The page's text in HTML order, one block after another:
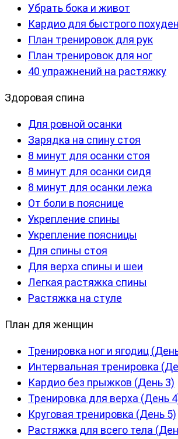
Убрать бока и живот
Кардио для быстрого
План тренировок для рук
План тренировок для ног
40 упражнений на растяжку
Здоровая спина
Для ровной осанки
Зарядка на спину стоя
8 минут для осанки стоя
8 минут для осанки сидя
8 минут для осанки лежа
От боли в пояснице
Укрепление спины
Укрепление поясницы
Для спины стоя
Для верха спины и шеи
Легкая растяжка спины
Растяжка на стуле
План для женщин
Тренировка ног и ягодиц
Интервальная тренировка
Кардио без прыжков (День 3)
Тренировка для верха (День
Круговая тренировка (День 5)
Растяжка для всего тела